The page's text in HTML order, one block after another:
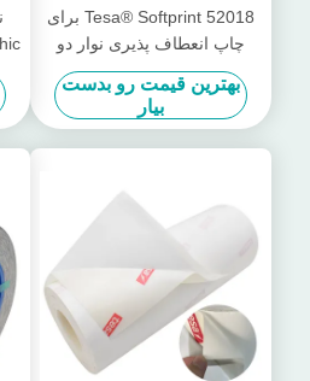
Tesa® Softprint 52018 برای
چاپ انعطاف پذیری نوار دو
طرفه - فوق العاده نرم
بهترین قیمت رو بدست
بیار